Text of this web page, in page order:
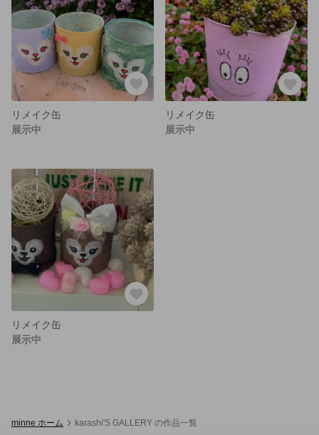
リメイク缶
展示中
リメイク缶
展示中
リメイク缶
展示中
minne ホーム karashi'S GALLERY の作品一覧